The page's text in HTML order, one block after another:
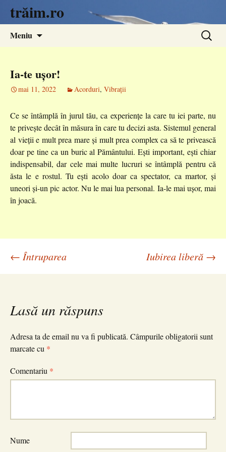
trăim.ro
Meniu
Caută
după:
Ia-te ușor!
mai 11, 2022 Acorduri, Vibrații
Ce se întâmplă în jurul tău, ca experiențe la care tu iei parte, nu
te privește decât în măsura în care tu decizi asta. Sistemul general
al vieții e mult prea mare și mult prea complex ca să te privească
doar pe tine ca un buric al Pământului. Ești important, ești chiar
indispensabil, dar cele mai multe lucruri se întâmplă pentru că
ăsta le e rostul. Tu ești acolo doar ca spectator, ca martor, și
uneori și-un pic actor. Nu le mai lua personal. Ia-le mai ușor, mai
în joacă.
Navigare
articole
← Întruparea Iubirea liberă →
Lasă un răspuns
Adresa ta de email nu va fi publicată. Câmpurile obligatorii sunt
marcate cu *
Comentariu *
Nume